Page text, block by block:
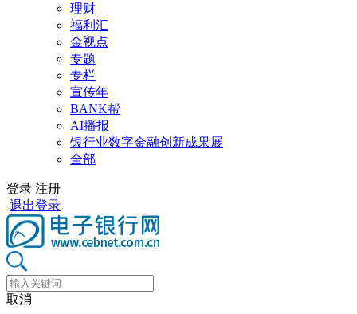
理财
福利汇
金视点
专题
专栏
宣传年
BANK帮
AI播报
银行业数字金融创新成果展
全部
登录 注册
退出登录
取消